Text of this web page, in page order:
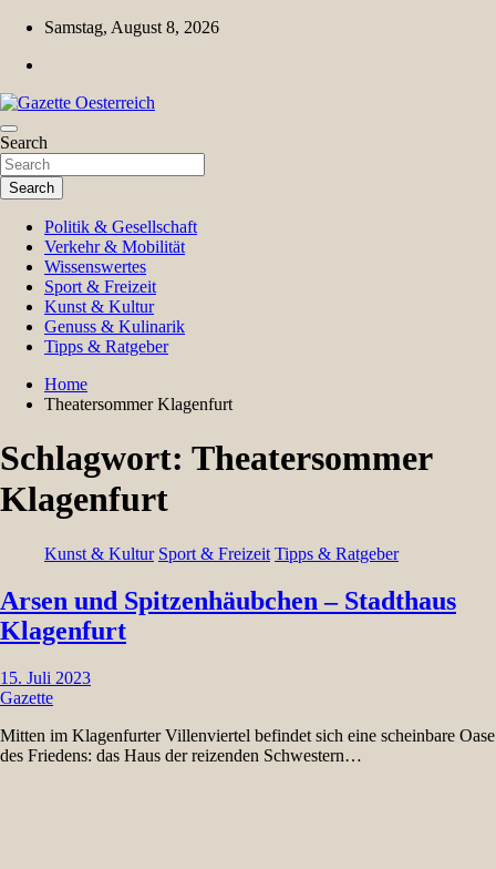
Skip
content
Samstag, August 8, 2026
Gazette Oesterreich
Magazin für Freizeit, Politik, Kultur & Wissenschaft
Search
Search
Politik & Gesellschaft
Verkehr & Mobilität
Wissenswertes
Sport & Freizeit
Kunst & Kultur
Genuss & Kulinarik
Tipps & Ratgeber
Home
Theatersommer Klagenfurt
Schlagwort: Theatersommer
Klagenfurt
Kunst & Kultur Sport & Freizeit Tipps & Ratgeber
Arsen und Spitzenhäubchen – Stadthaus
Klagenfurt
15. Juli 2023
Gazette
Mitten im Klagenfurter Villenviertel befindet sich eine scheinbare Oase
des Friedens: das Haus der reizenden Schwestern…